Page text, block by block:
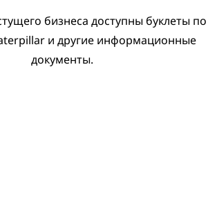
бизнеса доступны буклеты по
и другие информационные
документы.